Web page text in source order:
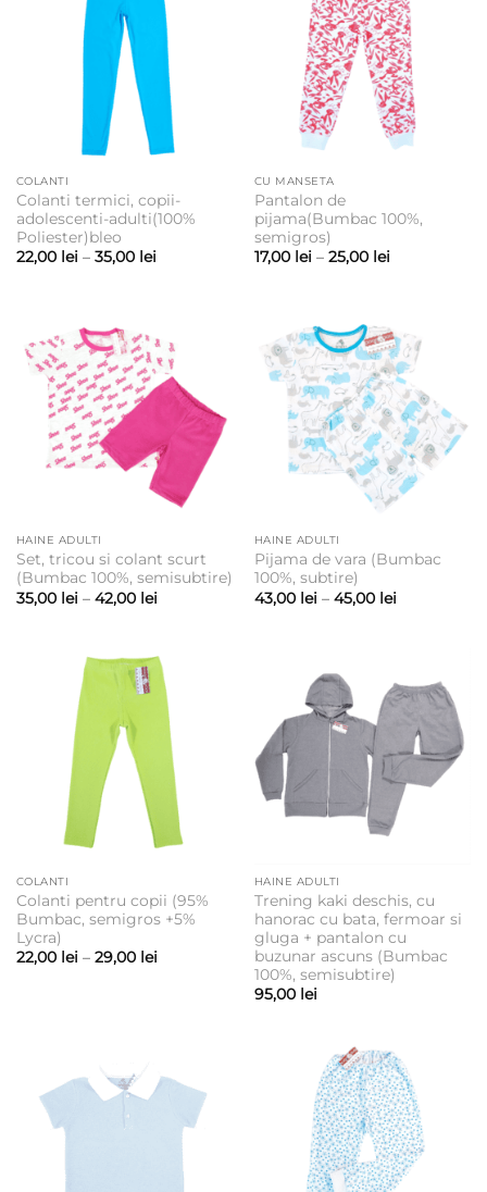
COLANTI
Colanti termici, copii-
adolescenti-adulti(100%
Poliester)bleo
22,00 lei – 35,00 leiInterval
35,00 lei
CU MANSETA
Pantalon de
pijama(Bumbac 100%,
semigros)
17,00 lei – 25,00 leiInterval
la
25,00 lei
HAINE ADULTI
Set, tricou si colant scurt
(Bumbac 100%, semisubtire)
35,00 lei – 42,00 leiInterval
până
la
42,00 lei
HAINE ADULTI
Pijama de vara (Bumbac
100%, subtire)
43,00 lei – 45,00 leiInterval
45,00 lei
COLANTI
Colanti pentru copii (95%
Bumbac, semigros +5%
Lycra)
22,00 lei – 29,00 leiInterval
HAINE ADULTI
Trening kaki deschis, cu
hanorac cu bata, fermoar si
gluga + pantalon cu
buzunar ascuns (Bumbac
100%, semisubtire)
95,00 lei